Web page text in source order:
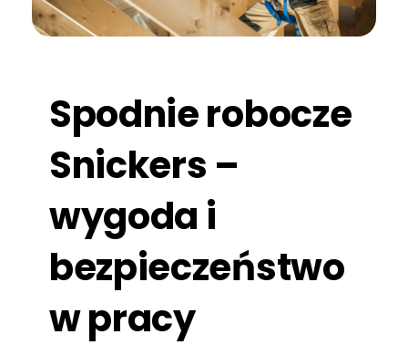
Spodnie robocze
Snickers –
wygoda i
bezpieczeństwo
w pracy